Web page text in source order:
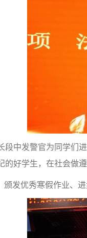
段中发警官为同学们
好学生，在社会做遵
颁发优秀寒假作业、